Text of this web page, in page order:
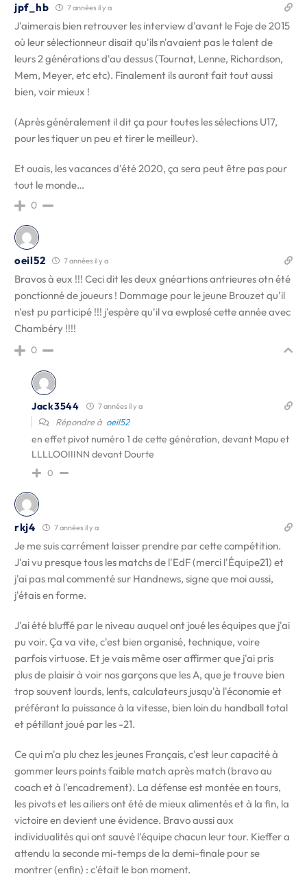
jpf_hb 7 années il y a
J'aimerais bien retrouver les interview d'avant le Foje de 2015
où leur sélectionneur disait qu'ils n'avaient pas le talent de
leurs 2 générations d'au dessus (Tournat, Lenne, Richardson,
Mem, Meyer, etc etc). Finalement ils auront fait tout aussi
bien, voir mieux !
(Après généralement il dit ça pour toutes les sélections U17,
pour les tiquer un peu et tirer le meilleur).
Et ouais, les vacances d'été 2020, ça sera peut être pas pour
tout le monde…
0
oeil52 7 années il y a
Bravos à eux !!! Ceci dit les deux gnéartions antrieures otn été
ponctionné de joueurs ! Dommage pour le jeune Brouzet qu'il
n'est pu participé !!! j'espère qu'il va ewplosé cette année avec
Chambéry !!!!
0
Jack3544 7 années il y a
Répondre à oeil52
en effet pivot numéro 1 de cette génération, devant Mapu et
LLLLOOIIINN devant Dourte
0
rkj4 7 années il y a
Je me suis carrément laisser prendre par cette compétition.
J'ai vu presque tous les matchs de l'EdF (merci l'Équipe21) et
j'ai pas mal commenté sur Handnews, signe que moi aussi,
j'étais en forme.
J'ai été bluffé par le niveau auquel ont joué les équipes que j'ai
pu voir. Ça va vite, c'est bien organisé, technique, voire
parfois virtuose. Et je vais même oser affirmer que j'ai pris
plus de plaisir à voir nos garçons que les A, que je trouve bien
trop souvent lourds, lents, calculateurs jusqu'à l'économie et
préférant la puissance à la vitesse, bien loin du handball total
et pétillant joué par les -21.
Ce qui m'a plu chez les jeunes Français, c'est leur capacité à
gommer leurs points faible match après match (bravo au
coach et à l'encadrement). La défense est montée en tours,
les pivots et les ailiers ont été de mieux alimentés et à la fin, la
victoire en devient une évidence. Bravo aussi aux
individualités qui ont sauvé l'équipe chacun leur tour. Kieffer a
attendu la seconde mi-temps de la demi-finale pour se
montrer (enfin) : c'était le bon moment.